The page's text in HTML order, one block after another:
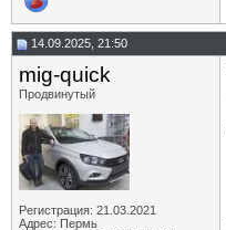
14.09.2025, 21:50
mig-quick
Продвинутый
Регистрация: 21.03.2021
Адрес: Пермь